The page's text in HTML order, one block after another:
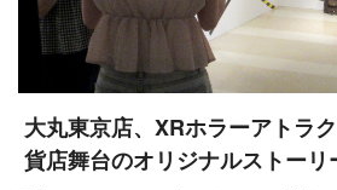
大丸東京店、XRホラーアトラ
貨店舞台のオリジナルストーリ